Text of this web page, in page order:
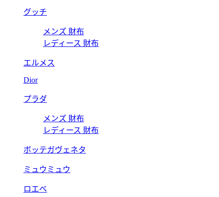
グッチ
メンズ 財布
レディース 財布
エルメス
Dior
プラダ
メンズ 財布
レディース 財布
ボッテガヴェネタ
ミュウミュウ
ロエベ